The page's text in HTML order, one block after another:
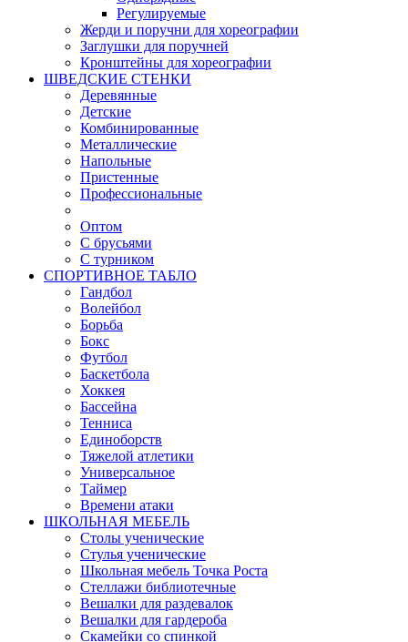
Регулируемые
Жерди и поручни для хореографии
Заглушки для поручней
Кронштейны для хореографии
ШВЕДСКИЕ СТЕНКИ
Деревянные
Детские
Комбинированные
Металлические
Напольные
Пристенные
Профессиональные
Оптом
С брусьями
С турником
СПОРТИВНОЕ ТАБЛО
Гандбол
Волейбол
Борьба
Бокс
Футбол
Баскетбола
Хоккея
Бассейна
Тенниса
Единоборств
Тяжелой атлетики
Универсальное
Таймер
Времени атаки
ШКОЛЬНАЯ МЕБЕЛЬ
Столы ученические
Стулья ученические
Школьная мебель Точка Роста
Стеллажи библиотечные
Вешалки для раздевалок
Вешалки для гардероба
Скамейки со спинкой